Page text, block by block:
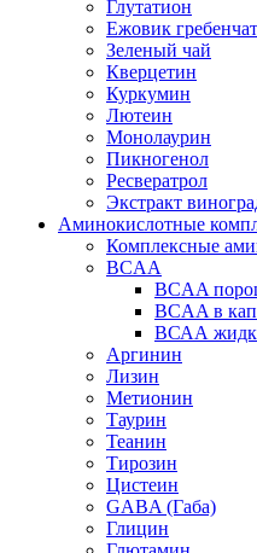
Глутатион
Ежовик
Зеленый чай
Кверцетин
Куркумин
Лютеин
Монолаурин
Пикногенол
Ресвератрол
Экстракт
Аминокислотные
Комплексные
BCAA
BCAA
BCAA в
ВСАА
Аргинин
Лизин
Метионин
Таурин
Теанин
Тирозин
Цистеин
GABA (Габа)
Глицин